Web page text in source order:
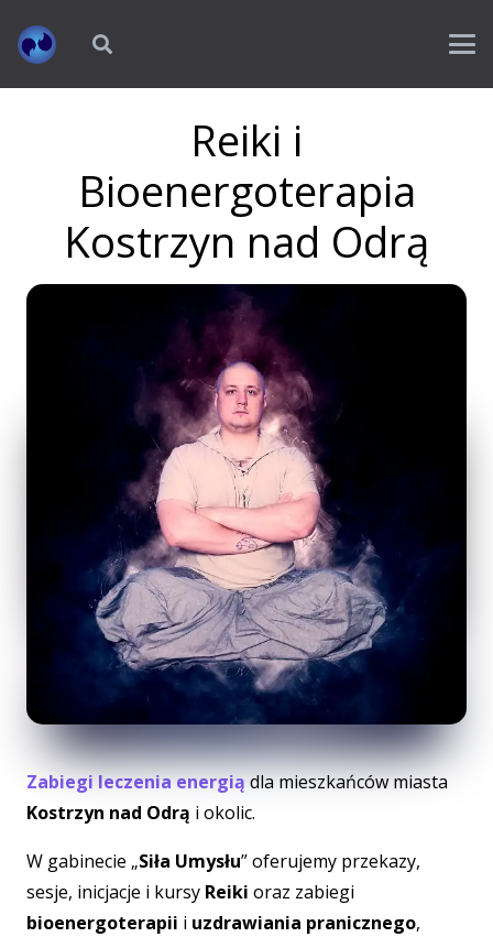
Reiki i
Bioenergoterapia
Kostrzyn nad Odrą
Zabiegi leczenia energią dla mieszkańców miasta
Kostrzyn nad Odrą i okolic.
W gabinecie „Siła Umysłu” oferujemy przekazy,
sesje, inicjacje i kursy Reiki oraz zabiegi
bioenergoterapii i uzdrawiania pranicznego,